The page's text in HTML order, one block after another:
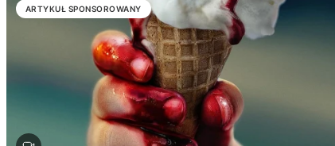
ARTYKUŁ SPONSOROWANY